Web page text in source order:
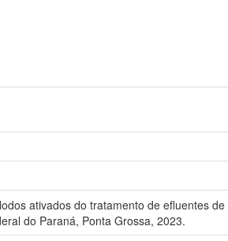
ativados do tratamento de efluentes de
do Paraná, Ponta Grossa, 2023.